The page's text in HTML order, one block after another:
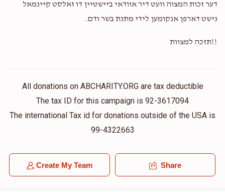
דער זכות המצוה וועט דיר אוודאי ביישטיין דו זאלסט קיינמאל
נישט דארפן אנקומען לידי מתנת בשר ודם.
!!תזכה למצוות
All donations on ABCHARITY.ORG are tax deductible
The tax ID for this campaign is 92-3617094
The international Tax id for donations outside of the USA is
99-4322663
Create My Team Share